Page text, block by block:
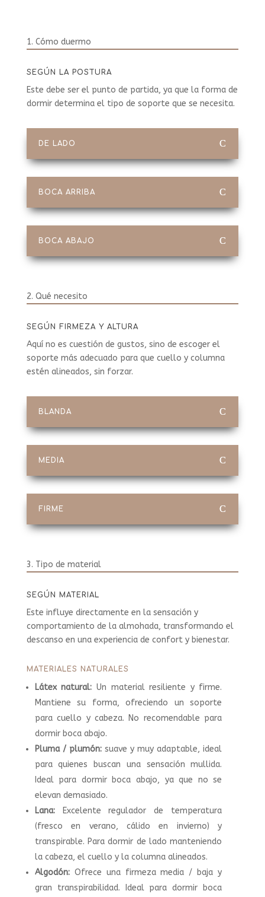
1. Cómo duermo
SEGÚN LA POSTURA
Este debe ser el punto de partida, ya que la forma de
dormir determina el tipo de soporte que se necesita.
DE LADO
BOCA ARRIBA
BOCA ABAJO
2. Qué necesito
SEGÚN FIRMEZA Y ALTURA
Aquí no es cuestión de gustos, sino de escoger el
soporte más adecuado para que cuello y columna
estén alineados, sin forzar.
BLANDA
MEDIA
FIRME
3. Tipo de material
SEGÚN MATERIAL
Este influye directamente en la sensación y
comportamiento de la almohada, transformando el
descanso en una experiencia de confort y bienestar.
MATERIALES NATURALES
Látex natural: Un material resiliente y firme.
Mantiene su forma, ofreciendo un soporte
para cuello y cabeza. No recomendable para
dormir boca abajo.
Pluma / plumón:suave y muy adaptable, ideal
para quienes buscan una sensación mullida.
Ideal para dormir boca abajo, ya que no se
elevan demasiado.
Lana:Excelente regulador de temperatura
(fresco en verano, cálido en invierno) y
transpirable. Para dormir de lado manteniendo
la cabeza, el cuello y la columna alineados.
Algodón:Ofrece una firmeza media / baja y
gran transpirabilidad. Ideal para dormir boca